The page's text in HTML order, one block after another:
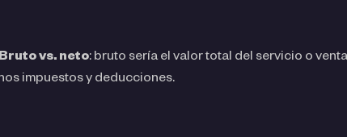
Bruto vs. neto: bruto sería el valor total del servicio o
impuestos y deducciones.